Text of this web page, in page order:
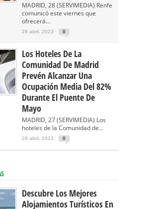
MADRID, 28 (SERVIMEDIA) Renfe
comunicó este viernes que
ofrecerá...
28 abril, 2023 0
Los Hoteles De La
Comunidad De Madrid
Prevén Alcanzar Una
Ocupación Media Del 82%
Durante El Puente De
Mayo
MADRID, 27 (SERVIMEDIA) Los
hoteles de la Comunidad de...
28 abril, 2023 0
Descubre Los Mejores
Alojamientos Turísticos En